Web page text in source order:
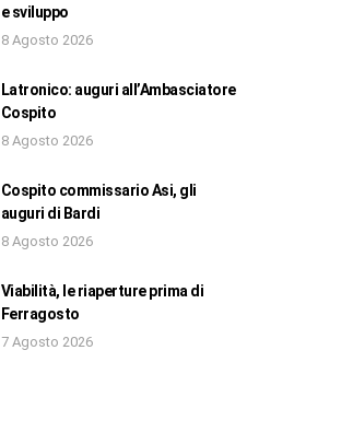
e sviluppo
8 Agosto 2026
Latronico: auguri all’Ambasciatore
Cospito
8 Agosto 2026
Cospito commissario Asi, gli
auguri di Bardi
8 Agosto 2026
Viabilità, le riaperture prima di
Ferragosto
7 Agosto 2026